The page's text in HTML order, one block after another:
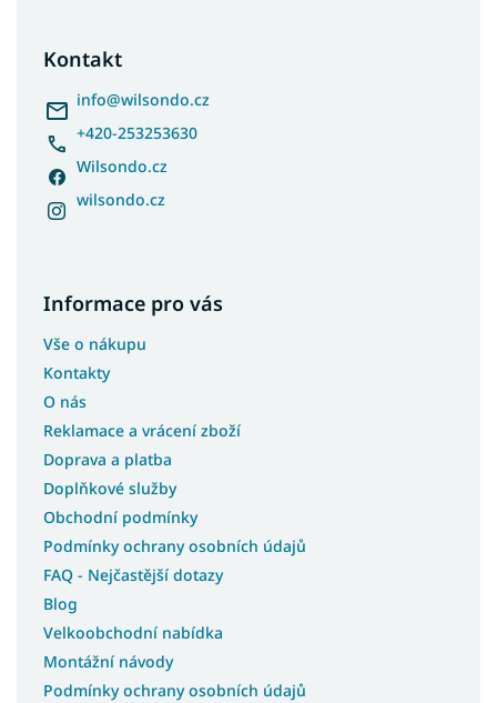
Kontakt
info@wilsondo.cz
+420-253253630
Wilsondo.cz
wilsondo.cz
Informace pro vás
Vše o nákupu
Kontakty
O nás
Reklamace a vrácení zboží
Doprava a platba
Doplňkové služby
Obchodní podmínky
Podmínky ochrany osobních údajů
FAQ - Nejčastější dotazy
Blog
Velkoobchodní nabídka
Montážní návody
Podmínky ochrany osobních údajů